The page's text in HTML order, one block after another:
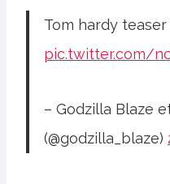
Tom hardy
pic.twitter.com/
– Godzilla Blaze
(@godzilla_blaze)